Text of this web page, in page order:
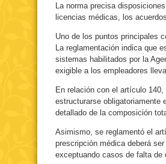
La norma precisa
licencias médicas, los
Uno de los puntos principales
La reglamentación indica que
sistemas habilitados por la
exigible a los empleadores
En relación con el artículo
estructurarse obligatoriamente
detallado de la composición
Asimismo, se reglamentó el
prescripción médica deberá
exceptuando casos de falta de